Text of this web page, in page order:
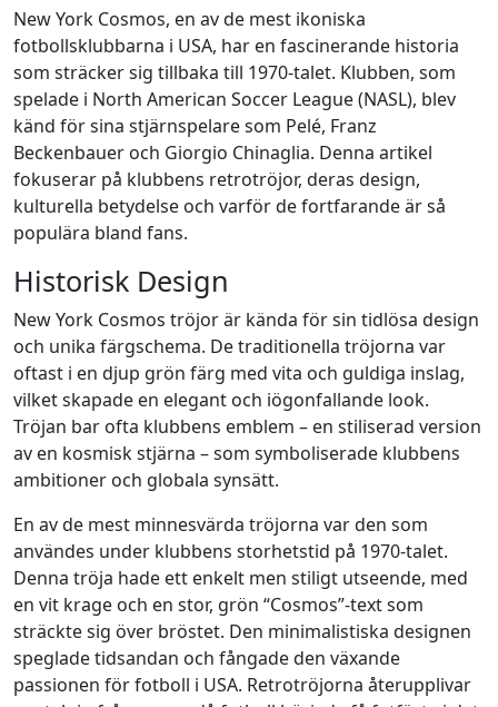
New York Cosmos, en av de mest ikoniska
fotbollsklubbarna i USA, har en fascinerande historia
som sträcker sig tillbaka till 1970-talet. Klubben, som
spelade i North American Soccer League (NASL), blev
känd för sina stjärnspelare som Pelé, Franz
Beckenbauer och Giorgio Chinaglia. Denna artikel
fokuserar på klubbens retrotröjor, deras design,
kulturella betydelse och varför de fortfarande är så
populära bland fans.
Historisk Design
New York Cosmos tröjor är kända för sin tidlösa design
och unika färgschema. De traditionella tröjorna var
oftast i en djup grön färg med vita och guldiga inslag,
vilket skapade en elegant och iögonfallande look.
Tröjan bar ofta klubbens emblem – en stiliserad version
av en kosmisk stjärna – som symboliserade klubbens
ambitioner och globala synsätt.
En av de mest minnesvärda tröjorna var den som
användes under klubbens storhetstid på 1970-talet.
Denna tröja hade ett enkelt men stiligt utseende, med
en vit krage och en stor, grön “Cosmos”-text som
sträckte sig över bröstet. Den minimalistiska designen
speglade tidsandan och fångade den växande
passionen för fotboll i USA. Retrotröjorna återupplivar